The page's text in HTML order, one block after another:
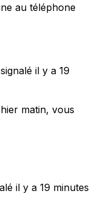
au téléphone
il y a 19
matin, vous
il y a 19 minutes